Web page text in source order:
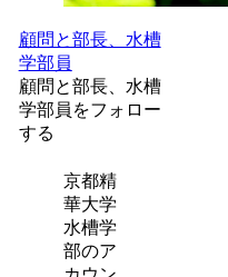
顧問と部長、水槽
学部員
顧問と部長、水槽
学部員をフォロー
する
京都精
華大学
水槽学
部のア